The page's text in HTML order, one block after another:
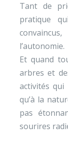
Tant de
pratique
l’autonomie.
Et quand
arbres et
activités
qu’à la
pas
sourires